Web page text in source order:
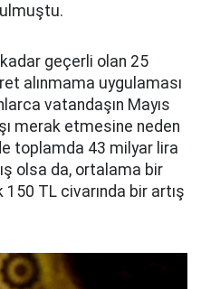
geçerli olan 25
alınmama uygulaması
vatandaşın Mayıs
merak etmesine neden
toplamda 43 milyar lira
olsa da, ortalama bir
TL civarında bir artış